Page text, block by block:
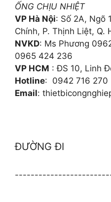
ỐNG CHỊU NHIỆT
VP Hà Nội: Số 2A, Ngõ
Chính, P. Thịnh Liệt, Q.
NVKD: Ms Phương
0965 424 236
VP HCM : ĐS 10, Linh
Hotline: 0942 716 270
Email:
ĐƯỜNG ĐI